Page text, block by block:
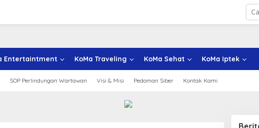
Entertaintment KoMa Traveling KoMa Sehat KoMa Iptek
SOP Perlindungan Wartawan Visi & Misi Pedoman Siber Kontak Kami